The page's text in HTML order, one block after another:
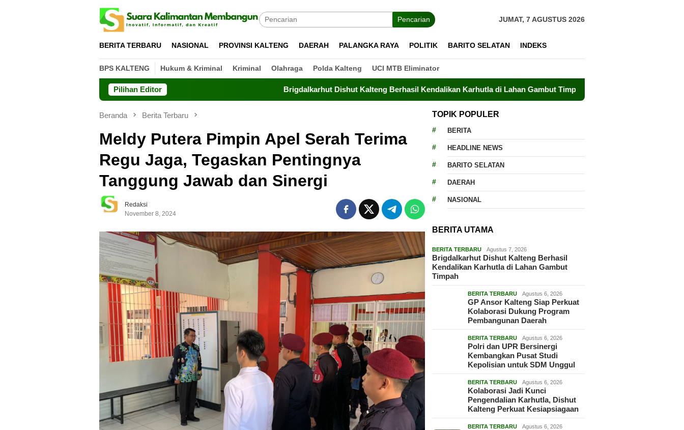
Pencarian JUMAT, 7 AGUSTUS 2026
BERITA TERBARU NASIONAL PROVINSI KALTENG DAERAH PALANGKA RAYA POLITIK BARITO SELATAN INDEKS
BPS KALTENG Hukum & Kriminal Kriminal Olahraga Polda Kalteng UCI MTB Eliminator
Pilihan Editor Brigdalkarhut Dishut Kalteng Berhasil Kendalikan Karhutla di Lahan Gambut Timpah GP Ansor Kalteng Siap Perkuat
Beranda Berita Terbaru
Meldy Putera Pimpin Apel Serah Terima
Regu Jaga, Tegaskan Pentingnya
Tanggung Jawab dan Sinergi
Redaksi
November 8, 2024
TOPIK POPULER
BERITA
HEADLINE NEWS
BARITO SELATAN
DAERAH
NASIONAL
BERITA UTAMA
BERITA TERBARU Agustus 7, 2026
Brigdalkarhut Dishut Kalteng Berhasil
Kendalikan Karhutla di Lahan Gambut
Timpah
BERITA TERBARU Agustus 6, 2026
GP Ansor Kalteng Siap Perkuat
Kolaborasi Dukung Program
Pembangunan Daerah
BERITA TERBARU Agustus 6, 2026
Polri dan UPR Bersinergi
Kembangkan Pusat Studi
Kepolisian untuk SDM Unggul
BERITA TERBARU Agustus 6, 2026
Kolaborasi Jadi Kunci
Pengendalian Karhutla, Dishut
Kalteng Perkuat Kesiapsiagaan
BERITA TERBARU Agustus 6, 2026